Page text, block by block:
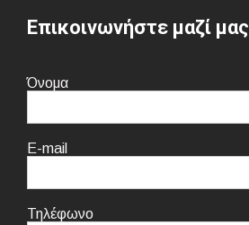
Επικοινωνήστε μαζί μας
Όνομα
E-mail
Τηλέφωνο